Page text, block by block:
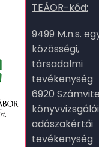
TEÁOR-kód:
9499 M.n.s.
közösségi,
társadalmi
tevékenység
6920
adószakértői
tevékenység